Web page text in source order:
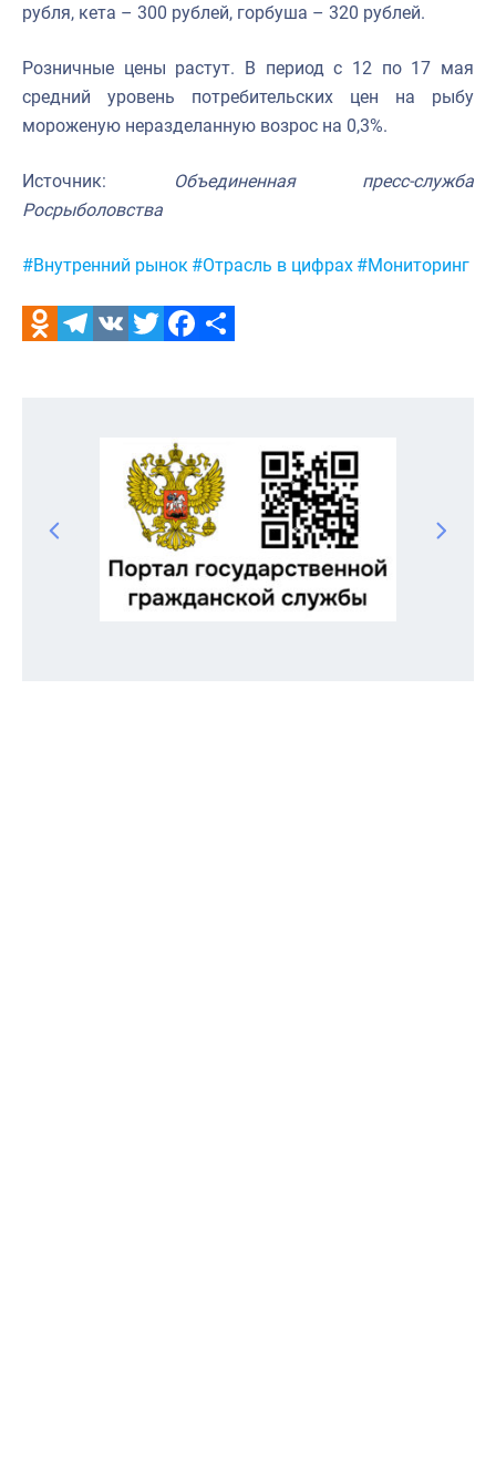
рубля, кета – 300 рублей, горбуша – 320 рублей.
Розничные цены растут. В период с 12 по 17 мая
средний уровень потребительских цен на рыбу
мороженую неразделанную возрос на 0,3%.
Источник:
Объединенная пресс-служба
Росрыболовства
Метки:
#Внутренний рынок #Отрасль в цифрах #Мониторинг